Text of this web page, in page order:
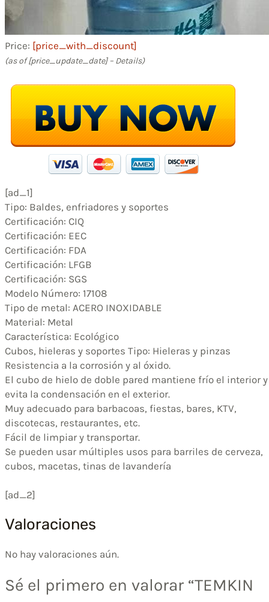
Price: [price_with_discount]
(as of [price_update_date] – Details)
[ad_1]
Tipo: Baldes, enfriadores y soportes
Certificación: CIQ
Certificación: EEC
Certificación: FDA
Certificación: LFGB
Certificación: SGS
Modelo Número: 17108
Tipo de metal: ACERO INOXIDABLE
Material: Metal
Característica: Ecológico
Cubos, hieleras y soportes Tipo: Hieleras y pinzas
Resistencia a la corrosión y al óxido.
El cubo de hielo de doble pared mantiene frío el interior y
evita la condensación en el exterior.
Muy adecuado para barbacoas, fiestas, bares, KTV,
discotecas, restaurantes, etc.
Fácil de limpiar y transportar.
Se pueden usar múltiples usos para barriles de cerveza,
cubos, macetas, tinas de lavandería
[ad_2]
Valoraciones
No hay valoraciones aún.
Sé el primero en valorar “TEMKIN